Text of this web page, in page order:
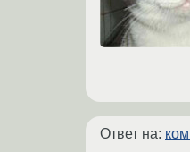
Ответ на: